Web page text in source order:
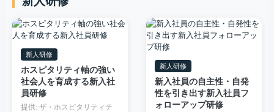
新人研修
ホスピタリティ軸の強い
社会人を育成する新入社
員研修
提供: ザ・ホスピタリティチ
新人研修
新入社員の自主性・自発
性を引き出す新入社員フ
ォローアップ研修